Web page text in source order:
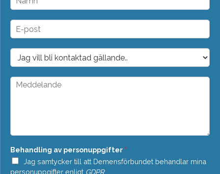
m
n
E
p
o
t
*
D
o
p
M
a
d
e
*
Behandling av personuppgifter *
Jag samtycker till att Demensförbundet behandlar mina
personuppgifter enligt GDPR.